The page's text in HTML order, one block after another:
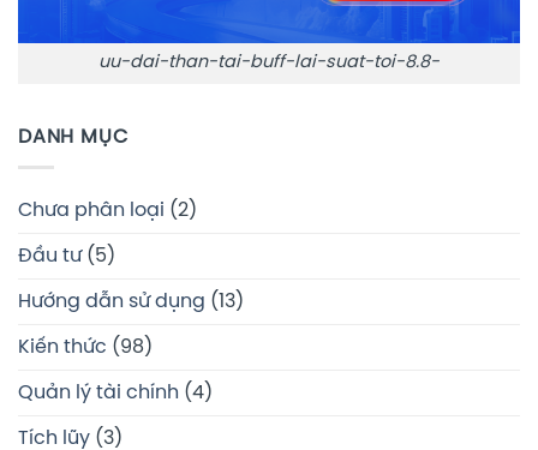
uu-dai-than-tai-buff-lai-suat-toi-8.8-
DANH MỤC
Chưa phân loại (2)
Đầu tư(5)
Hướng dẫn sử dụng (13)
Kiến thức (98)
Quản lý tài chính (4)
Tích lũy (3)